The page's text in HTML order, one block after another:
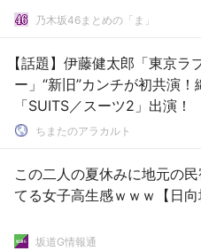
乃木坂46まとめの「ま」
【話題】伊藤健太郎「東京ラ
ー」“新旧”カンチが初共演！
「SUITS／スーツ2」出演！
ちまたのアラカルト
この二人の夏休みに地元の
てる女子高生感ｗｗｗ【日向
坂道G情報通